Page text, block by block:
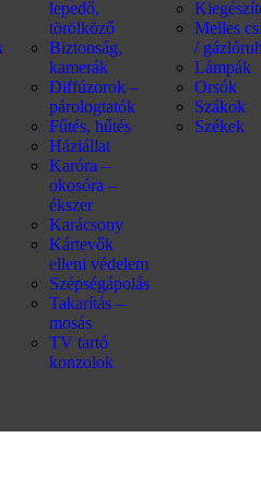
lepedő,
törölköző
Biztonság,
kamerák
Diffúzorok –
párologtatók
Fűtés, hűtés
Háziállat
Karóra –
okosóra –
ékszer
Karácsony
Kártevők
elleni védelem
Szépségápolás
Takarítás –
mosás
TV tartó
konzolok
Melles
/
Lámpák
Orsók
Szákok
Székek